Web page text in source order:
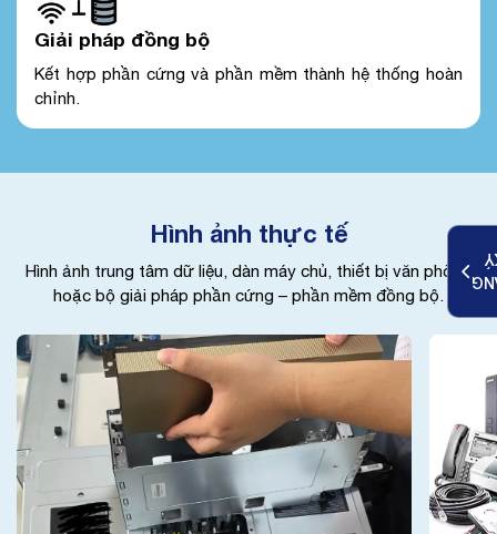
Giải pháp đồng bộ
Kết hợp phần cứng và phần mềm thành hệ thống hoàn
chỉnh.
Hình ảnh thực tế
Hình ảnh trung tâm dữ liệu, dàn máy chủ, thiết bị văn phòng
hoặc bộ giải pháp phần cứng – phần mềm đồng bộ.